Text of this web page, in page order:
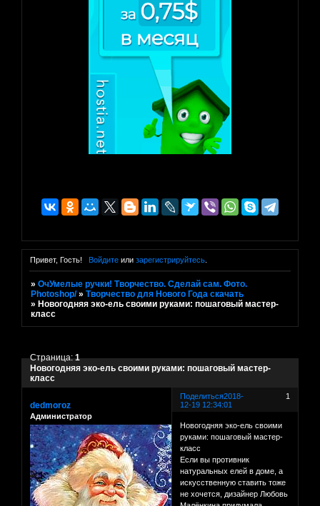
Привет, Гость! Войдитеили зарегистрируйтесь.
»ОчУмелые ручки! Творчество. Сделай сам. Фото.
Photoshop/ »Творчество для Нового Года скачать
» Новогодняя эко-ель своими руками: пошаговый мастер-
класс
Новогодняя эко-ель своими руками: пошаговый мастер-
класс
Страница:1
Поделиться 1
2018-
12-19 12:34:01
dedmoroz
Администратор
Новогодняя эко-ель своими
руками: пошаговый мастер-
класс
Если вы противник
натуральных елей в доме, а
искусственную ставить тоже
не хочется, дизайнер Любовь